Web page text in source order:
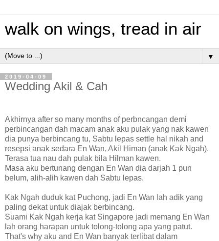
walk on wings, tread in air
▼
2019-04-09
Wedding Akil & Cah
Akhirnya after so many months of perbncangan demi
perbincangan dah macam anak aku pulak yang nak kawen
dia punya berbincang tu, Sabtu lepas settle hal nikah and
resepsi anak sedara En Wan, Akil Himan (anak Kak Ngah).
Terasa tua nau dah pulak bila Hilman kawen.
Masa aku bertunang dengan En Wan dia darjah 1 pun
belum, alih-alih kawen dah Sabtu lepas.
Kak Ngah duduk kat Puchong, jadi En Wan lah adik yang
paling dekat untuk diajak berbincang.
Suami Kak Ngah kerja kat Singapore jadi memang En Wan
lah orang harapan untuk tolong-tolong apa yang patut.
That's why aku and En Wan banyak terlibat dalam